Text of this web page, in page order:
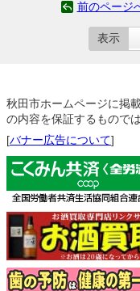
前のページ
表示
秋田市ホームページに掲
の内容を保証するもので
[バナー広告について]